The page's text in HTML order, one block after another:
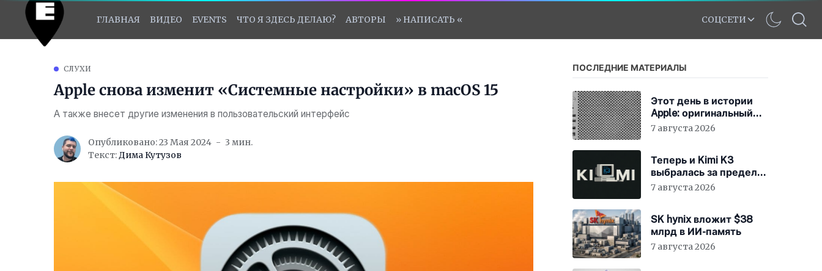
ГЛАВНАЯ ВИДЕО EVENTS ЧТО Я ЗДЕСЬ ДЕЛАЮ? АВТОРЫ » НАПИСАТЬ « СОЦСЕТИ
СЛУХИ
Apple снова изменит «Системные настройки» в macOS 15
А также внесет другие изменения в пользовательский интерфейс
Опубликовано: 23 Мая 2024
3 мин.
Текст:Дима Кутузов
ПОСЛЕДНИЕ МАТЕРИАЛЫ
Этот день в истории
Apple: оригинальный
Mac Pro получает
7 августа 2026
Теперь и Kimi K3
выбралась за пределы
«песочницы»
7 августа 2026
SK hynix вложит $38
млрд в ИИ-память
7 августа 2026